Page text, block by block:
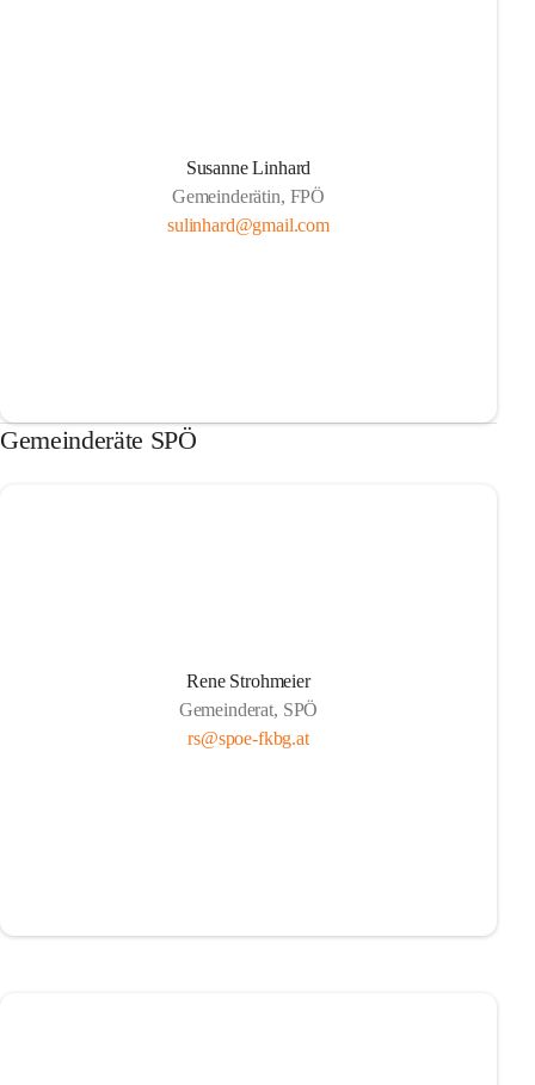
Susanne Linhard
Gemeinderätin, FPÖ
sulinhard@gmail.com
Gemeinderäte SPÖ
Rene Strohmeier
Gemeinderat, SPÖ
rs@spoe-fkbg.at